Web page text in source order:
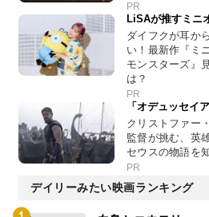
PR
LiSAが推すミニ
ダイフクが耳か
い！最新作『ミ
モンスターズ』
は？
PR
「オデュッセイ
クリストファー
監督が挑む、英
セウスの物語を
PR
デイリーみたい映画ランキング